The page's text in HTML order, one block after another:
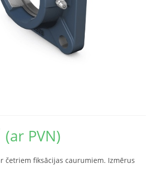
(ar PVN)
četriem fiksācijas caurumiem. Izmērus